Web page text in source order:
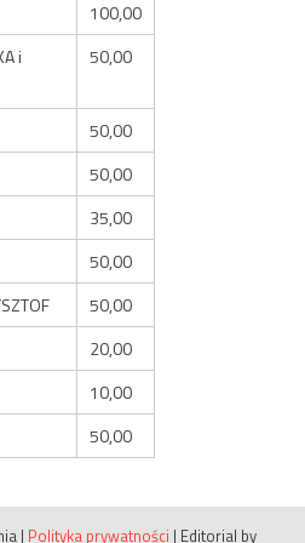
100,00
i
50,00
50,00
50,00
35,00
50,00
50,00
20,00
10,00
50,00
| Polityka prywatności | Editorial by